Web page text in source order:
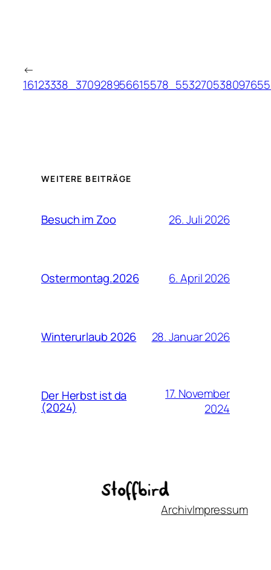
←
WEITERE BEITRÄGE
Besuch im Zoo 26. Juli 2026
Ostermontag.2026 6. April 2026
Winterurlaub 2026 28. Januar 2026
Der Herbst ist da
(2024)
17. November
2024
ArchivImpressum